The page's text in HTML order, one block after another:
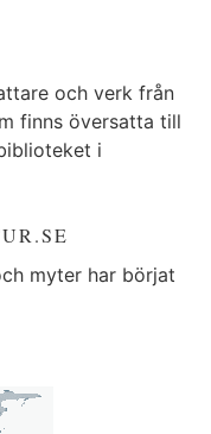
och verk från
finns översatta till
i
myter har börjat